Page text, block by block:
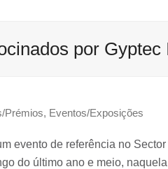
por Gyptec
Prémios, Eventos/Exposições
evento de referência no
do último ano e meio,